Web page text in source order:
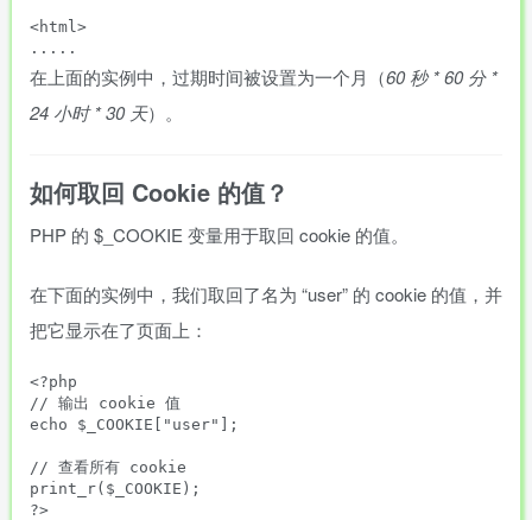
<html>
在上面的实例中，过期时间被设置为一个月（60 秒 * 60 分 *
24 小时 * 30 天）。
如何取回 Cookie 的值？
PHP 的 $_COOKIE 变量用于取回 cookie 的值。
在下面的实例中，我们取回了名为 “user” 的 cookie 的值，并
把它显示在了页面上：
<?php
// 输出 cookie 值
echo $_COOKIE["user"];
// 查看所有 cookie
print_r($_COOKIE);